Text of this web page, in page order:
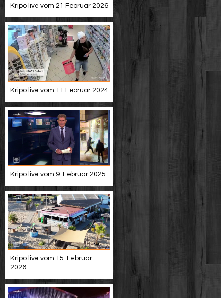
Kripo live vom 21 Februar 2026
Kripo live vom 11.Februar 2024
Kripo live vom 9. Februar 2025
Kripo live vom 15. Februar
2026